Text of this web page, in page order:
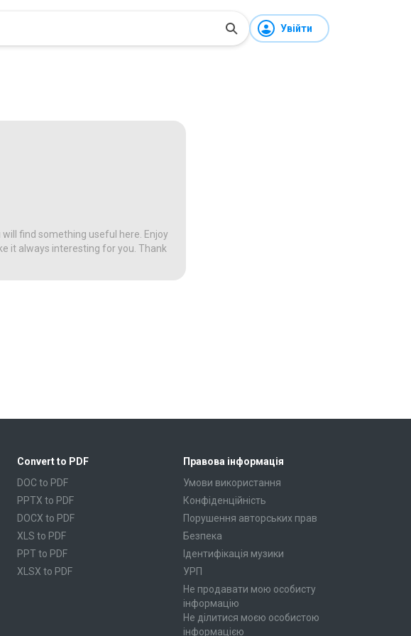
Увійти
find something useful here. Enjoy
it always interesting for you. Thank
Convert to PDF
DOC to PDF
PPTX to PDF
DOCX to PDF
XLS to PDF
PPT to PDF
XLSX to PDF
Правова інформація
Умови використання
Конфіденційність
Порушення авторських прав
Безпека
Ідентифікація музики
УРП
Не продавати мою особисту
інформацію
Не ділитися моєю особистою
інформацією